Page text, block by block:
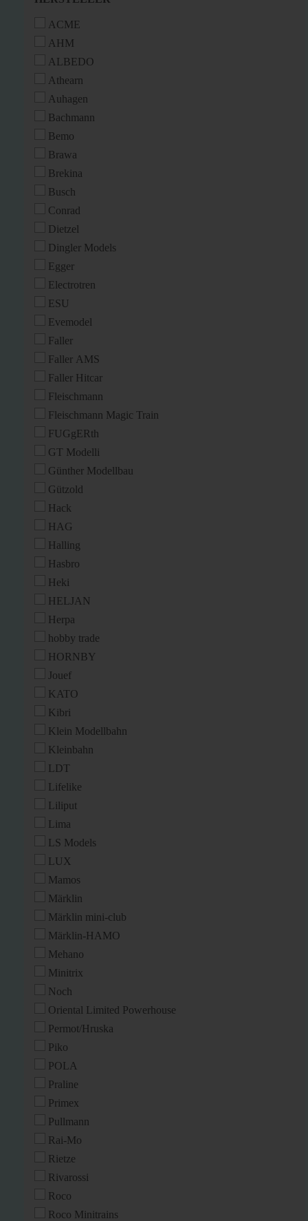
ACME
AHM
ALBEDO
Athearn
Auhagen
Bachmann
Bemo
Brawa
Brekina
Busch
Conrad
Dietzel
Dingler Models
Egger
Electrotren
ESU
Evemodel
Faller
Faller AMS
Faller Hitcar
Fleischmann
Fleischmann Magic Train
FUGgERth
GT Modelli
Günther Modellbau
Gützold
Hack
HAG
Halling
Hasbro
Heki
HELJAN
Herpa
hobby trade
HORNBY
Jouef
KATO
Kibri
Klein Modellbahn
Kleinbahn
LDT
Lifelike
Liliput
Lima
LS Models
LUX
Mamos
Märklin
Märklin mini-club
Märklin-HAMO
Mehano
Minitrix
Noch
Oriental Limited Powerhouse
Permot/Hruska
Piko
POLA
Praline
Primex
Pullmann
Rai-Mo
Rietze
Rivarossi
Roco
Roco Minitrains